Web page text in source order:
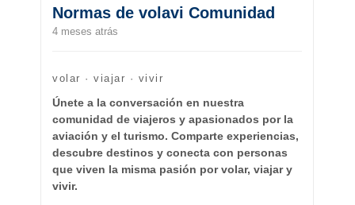
Normas de volavi Comunidad
4 meses atrás
volar · viajar · vivir
Únete a la conversación en nuestra
comunidad de viajeros y apasionados por la
aviación y el turismo. Comparte experiencias,
descubre destinos y conecta con personas
que viven la misma pasión por volar, viajar y
vivir.